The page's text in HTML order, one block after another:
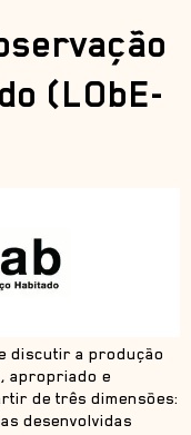
(LObE-
discutir a produção
apropriado e
de três dimensões:
desenvolvidas